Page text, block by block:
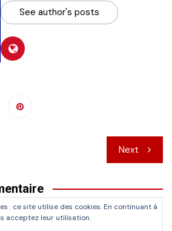
See author's posts
Next
pour publier un commentaire.
: ce site utilise des cookies. En continuant à
acceptez leur utilisation.